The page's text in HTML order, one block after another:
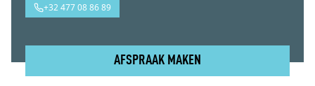
+32 477 08 86 89
AFSPRAAK MAKEN
Laurie Van Isterdael